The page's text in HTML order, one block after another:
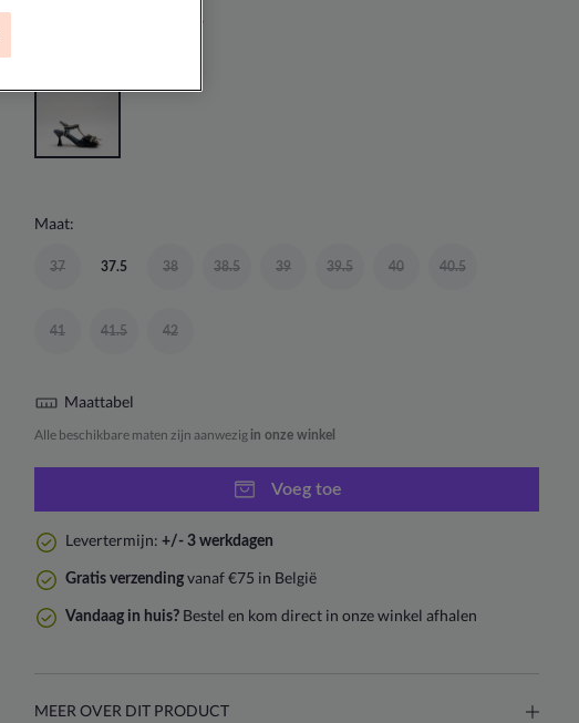
Maat:
38 40
42
37 37.5 38.5 39.5
39 40.5
41 41.5
Maattabel
Alle beschikbare maten zijn aanwezig in onze winkel
Voeg toe
Levertermijn: +/- 3 werkdagen
Gratis verzending vanaf €75 in België
Vandaag in huis? Bestel en kom direct in onze winkel afhalen
MEER OVER DIT PRODUCT